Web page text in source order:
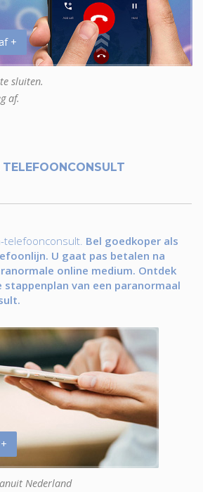
+
sluiten.
af.
TELEFOONCONSULT
-telefoonconsult. Bel goedkoper als
U gaat pas betalen na
online medium. Ontdek
van een paranormaal
Nederland